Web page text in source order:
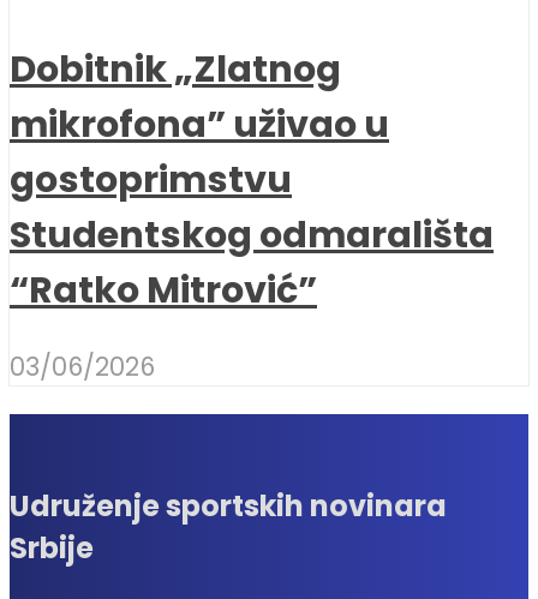
Dobitnik „Zlatnog
mikrofona” uživao u
gostoprimstvu
Studentskog odmarališta
“Ratko Mitrović”
03/06/2026
Udruženje sportskih novinara
Srbije